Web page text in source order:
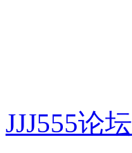
JJJ555论坛